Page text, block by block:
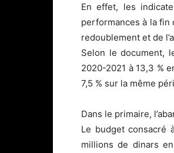
En effet, les
performances à la fin
redoublement et de
Selon le document,
2020-2021 à 13,3 %
7,5 % sur la même
Dans le primaire,
Le budget consacré
millions de dinars